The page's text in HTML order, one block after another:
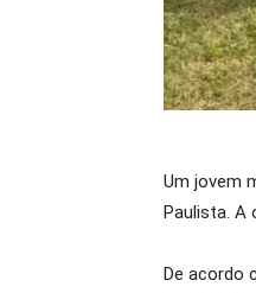
Um jovem
Paulista. A
De acordo